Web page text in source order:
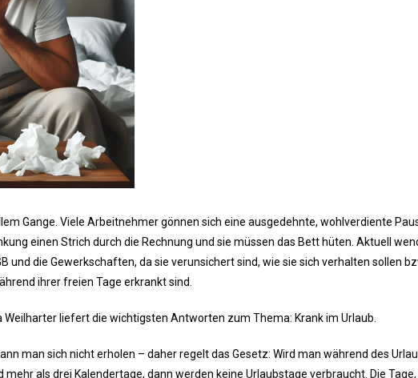
Gange. Viele Arbeitnehmer gönnen sich eine ausgedehnte, wohlverdiente
einen Strich durch die Rechnung und sie müssen das Bett hüten. Aktuell
und die Gewerkschaften, da sie verunsichert sind, wie sie sich verhalten sollen
ihrer freien Tage erkrankt sind.
liefert die wichtigsten Antworten zum Thema: Krank im Urlaub.
man sich nicht erholen – daher regelt das Gesetz: Wird man während des
mehr als drei Kalendertage, dann werden keine Urlaubstage verbraucht. Die Tage,